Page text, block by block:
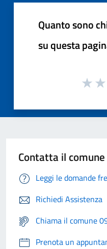
Quanto sono
su questa
Contatta il comune
Leggi le domande
Richiedi Assistenza
Chiama il comune
Prenota un